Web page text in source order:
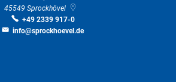
45549 Sprockhövel
+49 2339 917-0
info@sprockhoevel.de